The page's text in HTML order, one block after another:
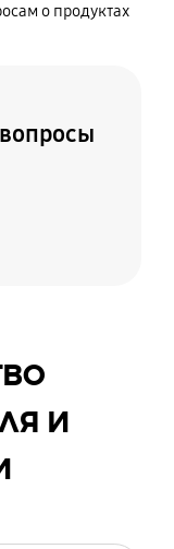
о продуктах
и